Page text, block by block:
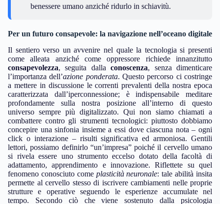
benessere umano anziché ridurlo in schiavitù.
Per un futuro consapevole: la navigazione nell’oceano digitale
Il sentiero verso un avvenire nel quale la tecnologia si presenti
come alleata anziché come oppressore richiede innanzitutto
consapevolezza, seguita dallaconoscenza, senza dimenticare
l’importanza dell’azione ponderata. Questo percorso ci costringe
a mettere in discussione le correnti prevalenti della nostra epoca
caratterizzata dall’iperconnessione; è indispensabile meditare
profondamente sulla nostra posizione all’interno di questo
universo sempre più digitalizzato. Qui non siamo chiamati a
combattere contro gli strumenti tecnologici: piuttosto dobbiamo
concepire una sinfonia insieme a essi dove ciascuna nota – ogni
click o interazione – risulti significativa ed armoniosa. Gentili
lettori, possiamo definirlo “un’impresa” poiché il cervello umano
si rivela essere uno strumento eccelso dotato della facoltà di
adattamento, apprendimento e innovazione. Riflettete su quel
fenomeno conosciuto come plasticità neuronale: tale abilità insita
permette al cervello stesso di iscrivere cambiamenti nelle proprie
strutture e operative seguendo le esperienze accumulate nel
tempo. Secondo ciò che viene sostenuto dalla psicologia